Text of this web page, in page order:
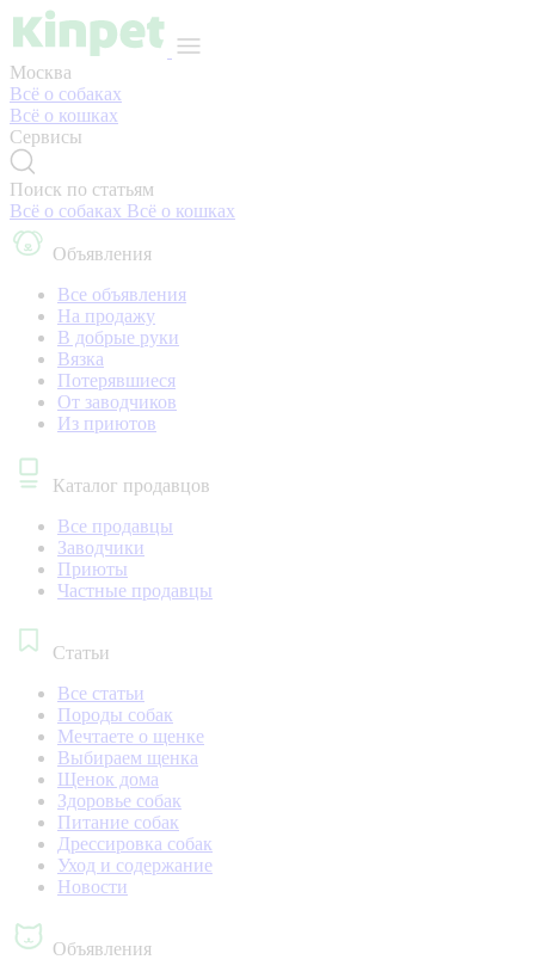
Москва
Всё о собаках
Всё о кошках
Сервисы
Поиск по статьям
Всё о собаках Всё о кошках
Объявления
Все объявления
На продажу
В добрые руки
Вязка
Потерявшиеся
От заводчиков
Из приютов
Каталог продавцов
Все продавцы
Заводчики
Приюты
Частные продавцы
Статьи
Все статьи
Породы собак
Мечтаете о щенке
Выбираем щенка
Щенок дома
Здоровье собак
Питание собак
Дрессировка собак
Уход и содержание
Новости
Объявления